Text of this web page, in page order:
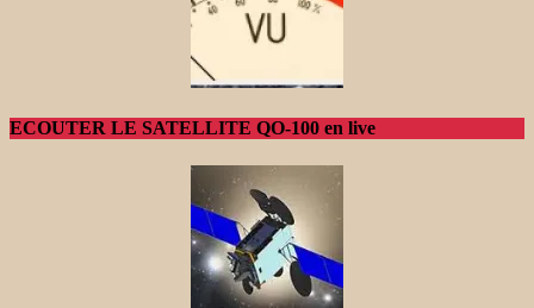
ECOUTER LE SATELLITE QO-100 en live